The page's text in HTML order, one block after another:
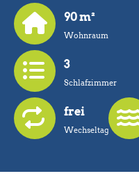
90 m²
Wohnraum
3
Schlafzimmer
frei
Wechseltag